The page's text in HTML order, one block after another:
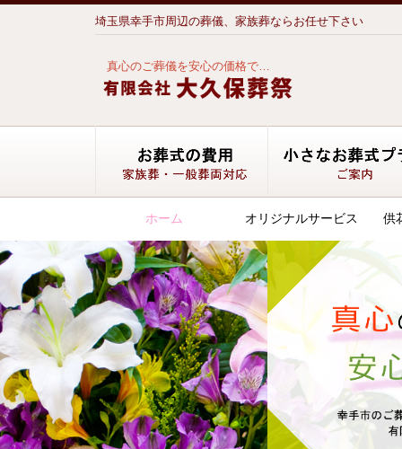
埼玉県幸手市周辺の葬儀、家族葬ならお任せ下さい
真心のご葬儀を安心の価格で…
お葬式の費用 基
ホーム オリジナルサービス 供